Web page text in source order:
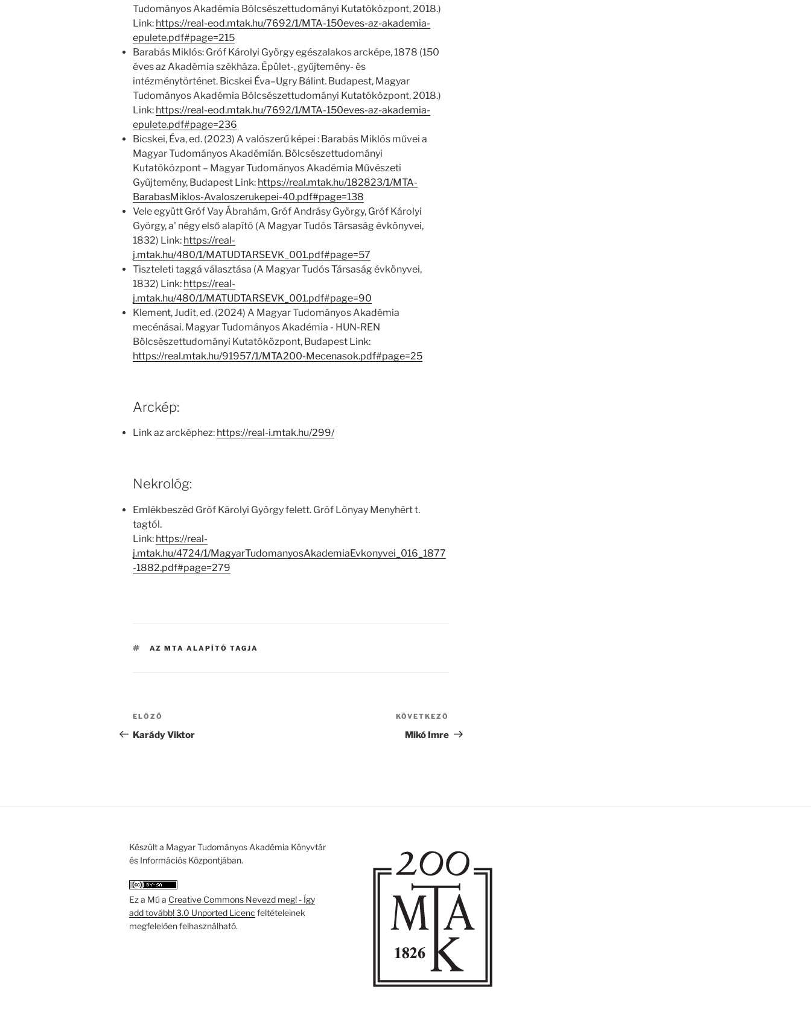
Tudományos Akadémia Bölcsészettudományi Kutatóközpont, 2018.)
Link: https://real-eod.mtak.hu/7692/1/MTA-150eves-az-akademia-
epulete.pdf#page=215
Barabás Miklós: Gróf Károlyi György egészalakos arcképe, 1878 (150
éves az Akadémia székháza. Épület-, gyűjtemény- és
intézménytörténet. Bicskei Éva–Ugry Bálint. Budapest, Magyar
Tudományos Akadémia Bölcsészettudományi Kutatóközpont, 2018.)
Link: https://real-eod.mtak.hu/7692/1/MTA-150eves-az-akademia-
epulete.pdf#page=236
Bicskei, Éva, ed. (2023) A valószerű képei : Barabás Miklós művei a
Magyar Tudományos Akadémián. Bölcsészettudományi
Kutatóközpont – Magyar Tudományos Akadémia Művészeti
Gyűjtemény, Budapest Link: https://real.mtak.hu/182823/1/MTA-
BarabasMiklos-Avaloszerukepei-40.pdf#page=138
Vele együtt Gróf Vay Ábrahám, Gróf Andrásy György, Gróf Károlyi
György, a' négy első alapító (A Magyar Tudós Társaság évkönyvei,
1832) Link: https://real-
j.mtak.hu/480/1/MATUDTARSEVK_001.pdf#page=57
Tiszteleti taggá választása (A Magyar Tudós Társaság évkönyvei,
1832) Link: https://real-
j.mtak.hu/480/1/MATUDTARSEVK_001.pdf#page=90
Klement, Judit, ed. (2024) A Magyar Tudományos Akadémia
mecénásai. Magyar Tudományos Akadémia - HUN-REN
Bölcsészettudományi Kutatóközpont, Budapest Link:
https://real.mtak.hu/91957/1/MTA200-Mecenasok.pdf#page=25
Arckép:
Link az arcképhez: https://real-i.mtak.hu/299/
Nekrológ:
Emlékbeszéd Gróf Károlyi György felett. Gróf Lónyay Menyhért t.
tagtól.
Link: https://real-
j.mtak.hu/4724/1/MagyarTudomanyosAkademiaEvkonyvei_016_1877
-1882.pdf#page=279
CÍMKÉK
AZ MTA ALAPÍTÓ TAGJA
Bejegyzés
navigáció
Korábbi
bejegyzés
ELŐZŐ
Karády Viktor
bejegyzés
KÖVETKEZŐ
Mikó Imre
Készült a Magyar Tudományos Akadémia Könyvtár
és Információs Központjában.
Ez a Mű a Creative Commons Nevezd meg! - Így
add tovább! 3.0 Unported Licenc feltételeinek
megfelelően felhasználható.